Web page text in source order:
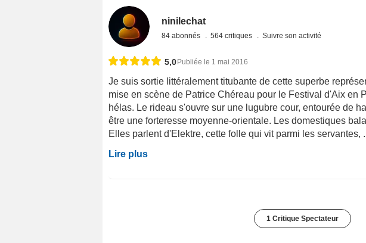
ninilechat
84 abonnés 564 critiques Suivre son activité
5,0Publiée le 1 mai 2016
Je suis sortie littéralement titubante de cette superbe
mise en scène de Patrice Chéreau pour le Festival d'Aix en
hélas. Le rideau s'ouvre sur une lugubre cour, entourée de
être une forteresse moyenne-orientale. Les domestiques
Elles parlent d'Elektre, cette folle qui vit parmi les servantes,
Lire plus
1 Critique Spectateur